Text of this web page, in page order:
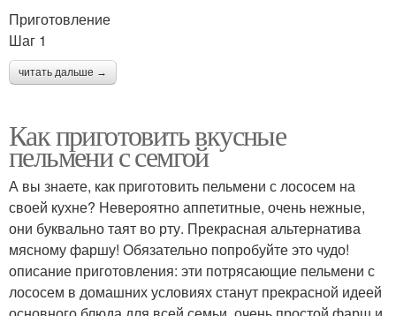
Приготовление
Шаг 1
читать дальше →
Как приготовить вкусные
пельмени с семгой
А вы знаете, как приготовить пельмени с лососем на
своей кухне? Невероятно аппетитные, очень нежные,
они буквально таят во рту. Прекрасная альтернатива
мясному фаршу! Обязательно попробуйте это чудо!
описание приготовления: эти потрясающие пельмени с
лососем в домашних условиях станут прекрасной идеей